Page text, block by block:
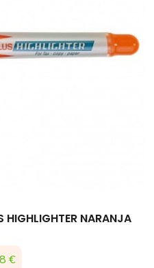
HIGHLIGHTER NARANJA
€